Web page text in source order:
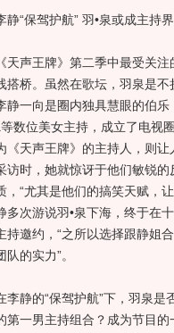
保驾护航” 羽•泉或成主持
王牌》第二季中最受关注
搭桥。虽然在歌坛，羽泉是
静一向是圈内独具慧眼的伯乐
数位美女主持，成立了电视
《天声王牌》的主持人，则
访时，她就惊讶于他们敏锐
，“尤其是他们的搞笑天赋，
多次游说羽•泉下海，终于在
持邀约，“之所以选择跟静姐
队的实力”。
的“保驾护航”下，羽泉是
第一男主持组合？成为节目